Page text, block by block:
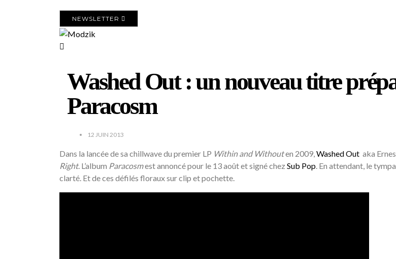
NEWSLETTER
Washed Out : un nouveau titre
Paracosm
12 JUIN 2013
Dans la lancée de sa chillwave du premier LP Within and Withouten 2009,Washed Out aka
Right. L’album Paracosmest annoncé pour le 13 août et signé chez Sub Pop. En attendant, le
clarté. Et de ces défilés floraux sur clip et pochette.